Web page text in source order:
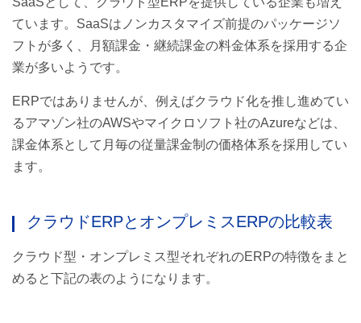
ています。SaaSはノンカスタマイズ前提のパッケージソ
フトが多く、月額課金・継続課金の料金体系を採用する企
業が多いようです。
ERPではありませんが、例えばクラウド化を推し進めてい
るアマゾン社のAWSやマイクロソフト社のAzureなどは、
課金体系として月毎の従量課金制の価格体系を採用してい
ます。
クラウドERPとオンプレミスERPの比較表
クラウド型・オンプレミス型それぞれのERPの特徴をまと
めると下記の表のようになります。